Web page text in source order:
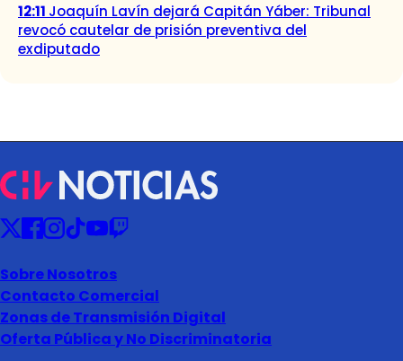
12:11 Joaquín Lavín dejará Capitán Yáber: Tribunal
revocó cautelar de prisión preventiva del
exdiputado
Sobre Nosotros
Contacto Comercial
Zonas de Transmisión Digital
Oferta Pública y No Discriminatoria